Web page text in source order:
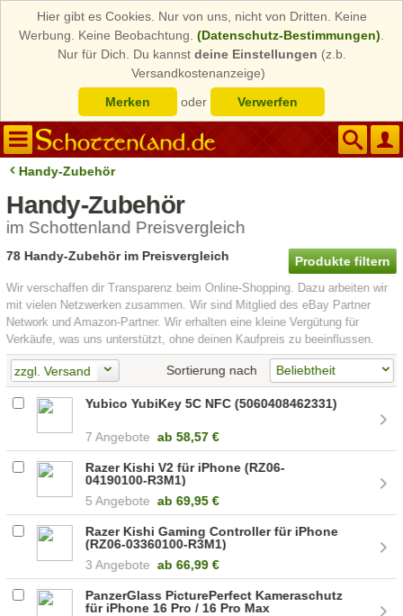
Hier gibt es Cookies. Nur von uns, nicht von Dritten. Keine
Werbung. Keine Beobachtung. (Datenschutz-Bestimmungen)
Nur für Dich. Du kannst deine Einstellungen (z.b.
Versandkostenanzeige)
Merken
oder Verwerfen
Handy-Zubehör
Handy-Zubehör
im Schottenland Preisvergleich
Produkte filtern
78 Handy-Zubehör im Preisvergleich
Wir verschaffen dir Transparenz beim Online-Shopping. Dazu arbeiten wir
mit vielen Netzwerken zusammen. Wir sind Mitglied des eBay Partner
Network und Amazon-Partner. Wir erhalten eine kleine Vergütung für
Verkäufe, was uns unterstützt, ohne deinen Kaufpreis zu beeinflussen.
zzgl. Versand Sortierung nach
Yubico YubiKey 5C NFC (5060408462331)
7 Angebote ab 58,57 €
Razer Kishi V2 für iPhone (RZ06-
04190100-R3M1)
5 Angebote ab 69,95 €
Razer Kishi Gaming Controller für iPhone
(RZ06-03360100-R3M1)
3 Angebote ab 66,99 €
PanzerGlass PicturePerfect Kameraschutz
für iPhone 16 Pro / 16 Pro Max